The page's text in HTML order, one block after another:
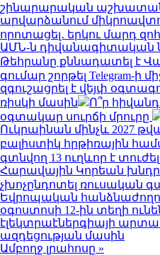
շինարարական
արվարձանում
որոտացել․ երկու մարդ
ԱՄՆ-ն դիվանագիտական
Թեհրանը քննադատել է
գումար շորթել Telegram-ի
զգուշացրել է վեյփ
ռիսկի մասին
Ո՞ր
օգտակար սուրճի մրուրը
Ուկրաինան մինչև 2027
բալիստիկ հրթիռային
գտնվող 13 ուղևոր է
Հարավային Կորեան
չխոչընդոտել ռուսական
Եվրոպական
օգոստոսի 12-ին տեղի
էլեկտրաէներգիայի
ազդեցության մասին
Ամբողջ լրահոսը »